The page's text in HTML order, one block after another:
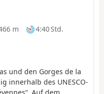
m
4:40 Std.
und den Gorges de la
innerhalb des UNESCO-